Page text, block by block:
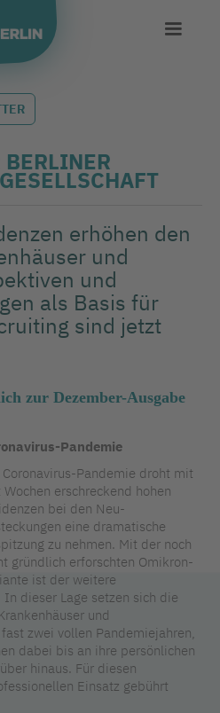
erhöhen den
und
und
als Basis für
sind jetzt
zur Dezember-Ausgabe
Pandemie
Coronavirus-Pandemie droht mit
Wochen erschreckend hohen
bei den Neu-
eine dramatische
zu nehmen. Mit der noch
gründlich erforschten Omikron-
ist der weitere
dieser Lage setzen sich die
und
zwei vollen Pandemiejahren,
dabei bis an ihre persönlichen
hinaus. Für diesen
Einsatz gebührt